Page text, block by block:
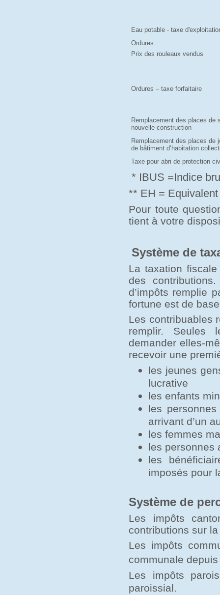
Eau potable - taxe
Ordures
Prix des rouleaux vendus
Ordures – taxe forfaitaire
Remplacement des places de
nouvelle construction
Remplacement des places de
de bâtiment d’habitation
Taxe pour abri de protection
* IBUS =Indice
** EH =
Pour toute
tient à votre
Système de
La taxation
des
d’impôts remplie
fortune est de
Les contribuables
remplir. Seules
demander elles-
recevoir une
les jeunes
lucrative
les enfants
les
arrivant d’un
les femmes
les personnes
les
imposés pour
Système de
Les impôts
contributions sur
Les impôts
communale
Les impôts
paroissial.